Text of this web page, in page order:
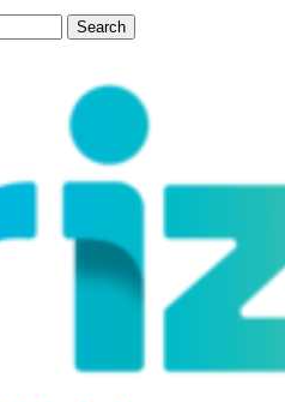
Search